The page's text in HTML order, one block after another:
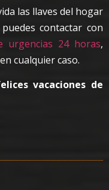
las llaves del hogar
contactar con
urgencias 24 horas,
cualquier caso.
vacaciones de